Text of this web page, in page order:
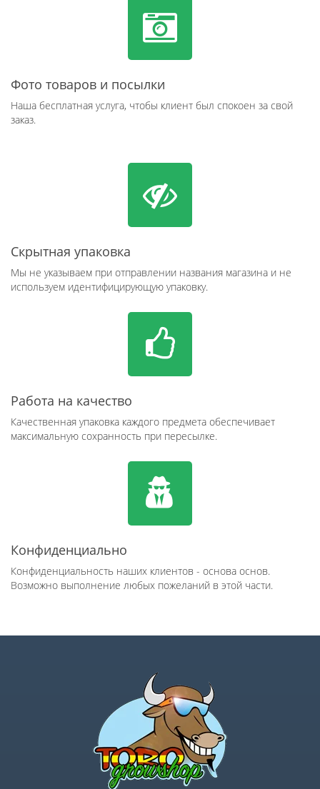
Фото товаров и посылки
Наша бесплатная услуга, чтобы клиент был спокоен за свой
заказ.
Скрытная упаковка
Мы не указываем при отправлении названия магазина и не
используем идентифицирующую упаковку.
Работа на качество
Качественная упаковка каждого предмета обеспечивает
максимальную сохранность при пересылке.
Конфиденциально
Конфиденциальность наших клиентов - основа основ.
Возможно выполнение любых пожеланий в этой части.